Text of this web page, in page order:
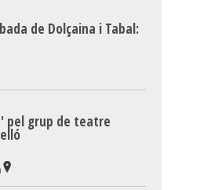
de Dolçaina i Tabal:
pel grup de teatre